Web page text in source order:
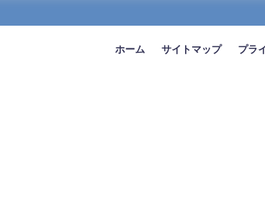
ホーム サイトマップ プラ